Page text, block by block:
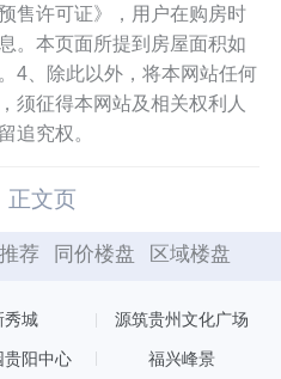
售许可证》，用户在购房时
。本页面所提到房屋面积如
4、除此以外，将本网站任何
须征得本网站及相关权利人
追究权。
正文页
荐 同价楼盘 区域楼盘
秀城 源筑贵州文化广场
贵阳中心 福兴峰景